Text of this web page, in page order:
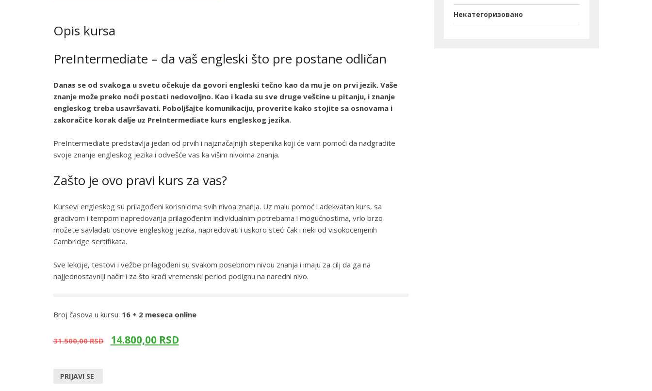
Opis kursa
PreIntermediate – da vaš engleski što pre postane odličan
Danas se od svakoga u svetu očekuje da govori engleski tečno kao da mu je on prvi jezik. Vaše
znanje može preko noći postati nedovoljno. Kao i kada su sve druge veštine u pitanju, i znanje
engleskog treba usavršavati. Poboljšajte komunikaciju, proverite kako stojite sa osnovama i
zakoračite korak dalje uz PreIntermediate kurs engleskog jezika.
PreIntermediate predstavlja jedan od prvih i najznačajnijih stepenika koji će vam pomoći da nadgradite
svoje znanje engleskog jezika i odvešće vas ka višim nivoima znanja.
Zašto je ovo pravi kurs za vas?
Kursevi engleskog su prilagođeni korisnicima svih nivoa znanja. Uz malu pomoć i adekvatan kurs, sa
gradivom i tempom napredovanja prilagođenim individualnim potrebama i mogućnostima, vrlo brzo
možete savladati osnove engleskog jezika, napredovati i uskoro steći čak i neki od visokocenjenih
Cambridge sertifikata.
Sve lekcije, testovi i vežbe prilagođeni su svakom posebnom nivou znanja i imaju za cilj da ga na
najjednostavniji način i za što kraći vremenski period podignu na naredni nivo.
Broj časova u kursu: 16 + 2 meseca online
31.500,00RSD 14.800,00 RSD
PRIJAVI SE
Некатегоризовано